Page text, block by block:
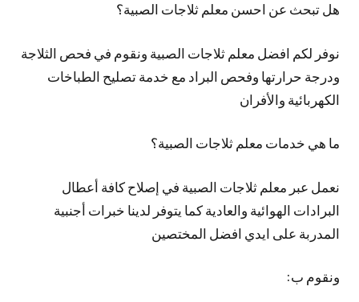
هل تبحث عن احسن معلم ثلاجات الصبية؟
نوفر لكم افضل معلم ثلاجات الصبية ونقوم في فحص الثلاجة
ودرجة حرارتها وفحص البراد مع خدمة تصليح الطباخات
الكهربائية والأفران
ما هي خدمات معلم ثلاجات الصبية؟
نعمل عبر معلم ثلاجات الصبية في إصلاح كافة أعطال
البرادات الهوائية والعادية كما يتوفر لدينا خبرات أجنبية
المدربة على ايدي افضل المختصين
ونقوم ب: